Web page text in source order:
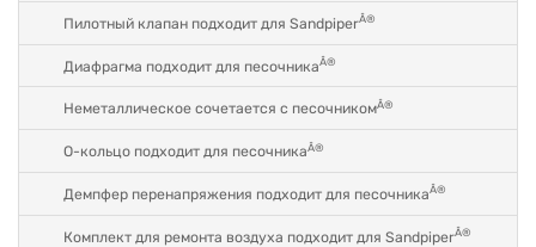
Пилотный клапан подходит для SandpiperÂ®
Диафрагма подходит для песочникаÂ®
Неметаллическое сочетается с песочникомÂ®
O-кольцо подходит для песочникаÂ®
Демпфер перенапряжения подходит для песочникаÂ®
Комплект для ремонта воздуха подходит для SandpiperÂ®